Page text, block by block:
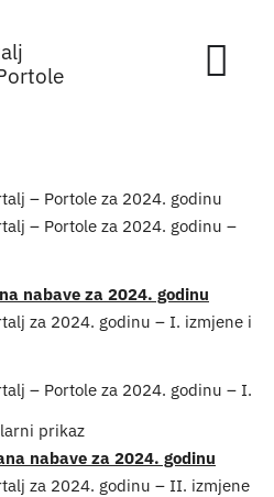
Općinska
Za
Mjesta
Subjekti
– Portole za 2024. godinu
– Portole za 2024. godinu –
nabave za 2024. godinu
za 2024. godinu – I. izmjene i
– Portole za 2024. godinu – I.
prikaz
nabave za 2024. godinu
za 2024. godinu – II. izmjene